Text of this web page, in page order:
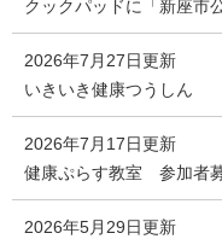
クックパッドに「新座市
2026年7月27日更新
いきいき健康つうしん
2026年7月17日更新
健康ぷらす教室 参加者
2026年5月29日更新